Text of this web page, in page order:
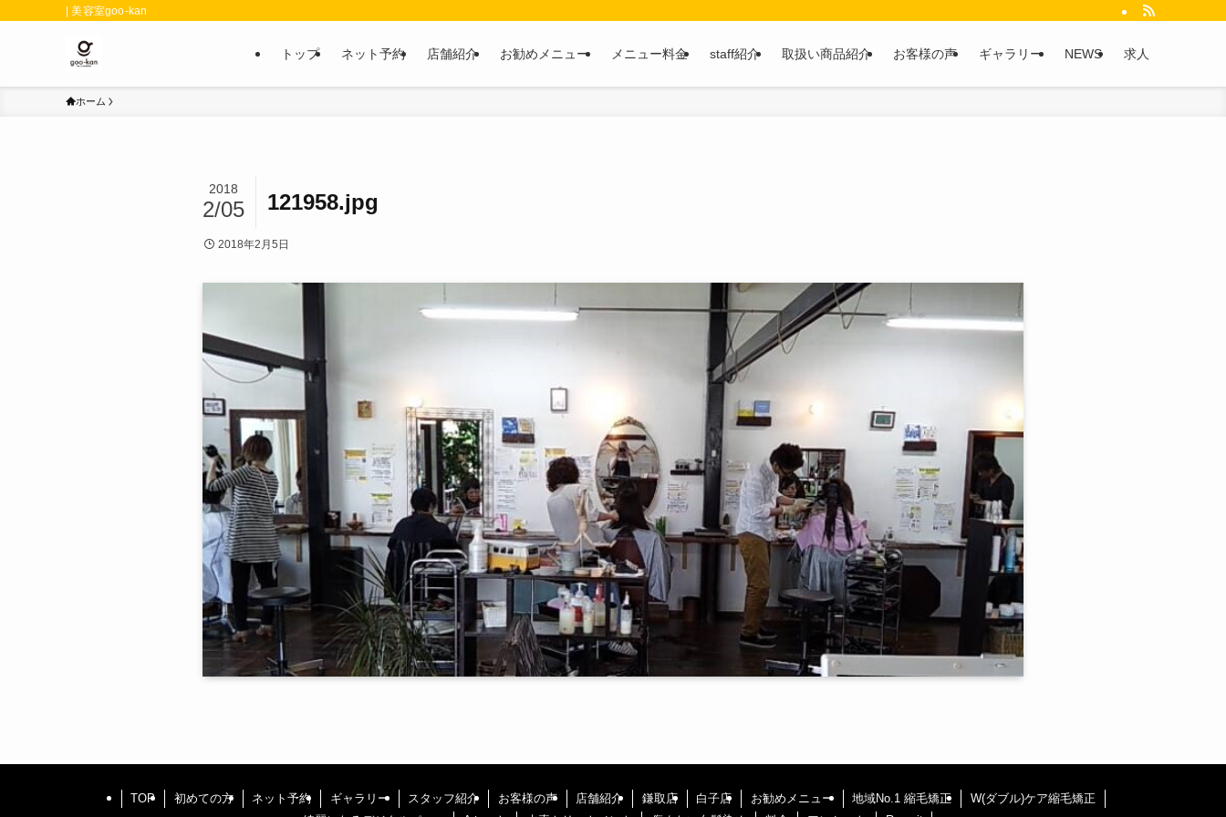
| 美容室goo-kan
トップ ネット予約 店舗紹介 お勧めメニュー メニュー料金 staff紹介 取扱い商品紹介 お客様の声 ギャラリー NEWS 求人
ホーム
121958.jpg
2018
2/05
2018年2月5日
TOP 初めての方 ネット予約 ギャラリー スタッフ紹介 お客様の声 店舗紹介 鎌取店 白子店 お勧めメニュー 地域No.1 縮毛矯正
W(ダブル)ケア縮毛矯正